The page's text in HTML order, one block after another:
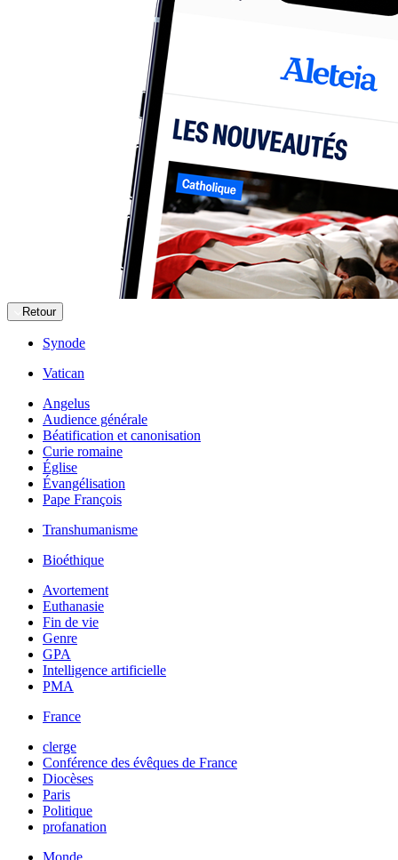
Retour
Synode
Vatican
Angelus
Audience générale
Béatification et canonisation
Curie romaine
Église
Évangélisation
Pape François
Transhumanisme
Bioéthique
Avortement
Euthanasie
Fin de vie
Genre
GPA
Intelligence artificielle
PMA
France
clerge
Conférence des évêques de France
Diocèses
Paris
Politique
profanation
Monde